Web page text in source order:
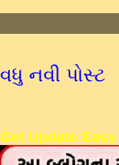
વધુ નવી પોસ્ટ
Get Update Easy